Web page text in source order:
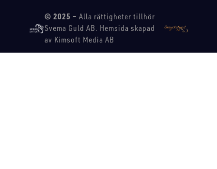
© 2025 – Alla rättigheter tillhör
Svema Guld AB. Hemsida skapad
av Kimsoft Media AB